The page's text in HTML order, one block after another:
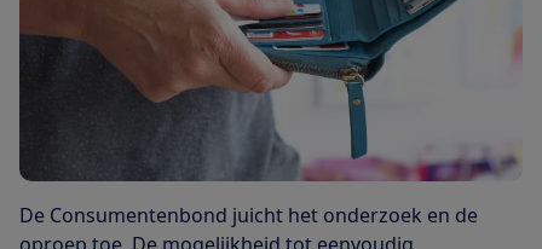
De Consumentenbond juicht het onderzoek en de